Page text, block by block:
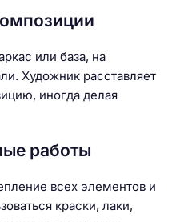
или база, на
Художник расставляет
иногда делая
работы
всех элементов и
краски, лаки,